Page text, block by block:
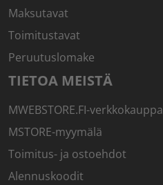
Maksutavat
Toimitustavat
Peruutuslomake
TIETOA MEISTÄ
MWEBSTORE.FI-verkkokauppa
MSTORE-myymälä
Toimitus- ja ostoehdot
Alennuskoodit